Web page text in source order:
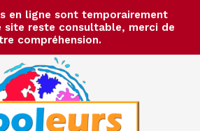
en ligne sont temporairement
site reste consultable, merci de
compréhension.